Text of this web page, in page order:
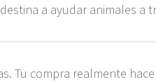
a ayudar animales a
Tu compra realmente